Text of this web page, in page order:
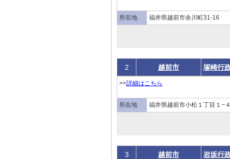
所在地 福井県越前市余川町31-16
2 越前市 塚崎行
>>詳細はこちら
所在地 福井県越前市小松１丁目１−４
3 越前市 岩坂行